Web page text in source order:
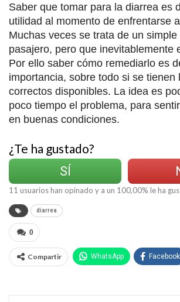
Saber que tomar para la diarrea es
utilidad al momento de enfrentarse
Muchas veces se trata de un
pasajero, pero que inevitablemente
Por ello saber cómo remediarlo es
importancia, sobre todo si se tienen
correctos disponibles. La idea es
poco tiempo el problema, para
en buenas condiciones.
¿Te ha gustado?
SÍ
11 usuarios han opinado y a un 100,00% le ha
diarrea
0
Compartir WhatsApp Facebook